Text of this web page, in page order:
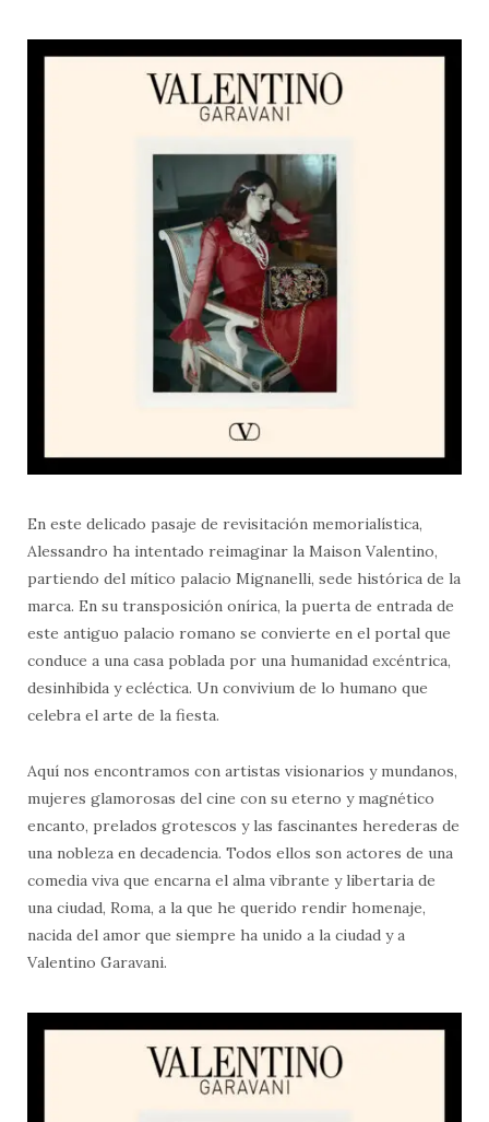
En este delicado pasaje de revisitación memorialística,
Alessandro ha intentado reimaginar la Maison Valentino,
partiendo del mítico palacio Mignanelli, sede histórica de la
marca. En su transposición onírica, la puerta de entrada de
este antiguo palacio romano se convierte en el portal que
conduce a una casa poblada por una humanidad excéntrica,
desinhibida y ecléctica. Un convivium de lo humano que
celebra el arte de la fiesta.
Aquí nos encontramos con artistas visionarios y mundanos,
mujeres glamorosas del cine con su eterno y magnético
encanto, prelados grotescos y las fascinantes herederas de
una nobleza en decadencia. Todos ellos son actores de una
comedia viva que encarna el alma vibrante y libertaria de
una ciudad, Roma, a la que he querido rendir homenaje,
nacida del amor que siempre ha unido a la ciudad y a
Valentino Garavani.